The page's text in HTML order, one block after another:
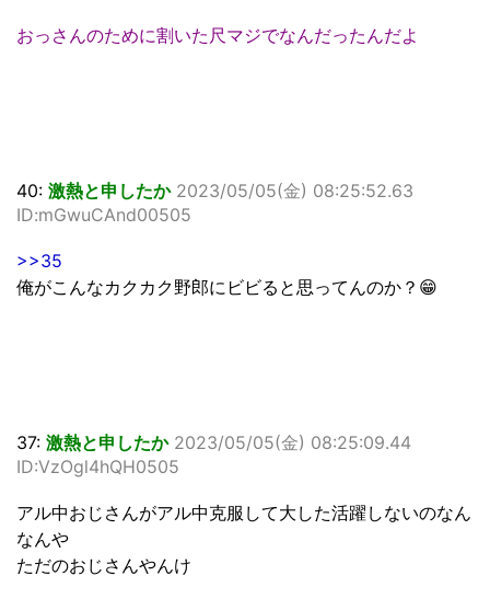
おっさんのために割いた尺マジでなんだったんだよ
40: 激熱と申したか 2023/05/05(金) 08:25:52.63
ID:mGwuCAnd00505
>>35
俺がこんなカクカク野郎にビビると思ってんのか？😁
37: 激熱と申したか 2023/05/05(金) 08:25:09.44
ID:VzOgl4hQH0505
アル中おじさんがアル中克服して大した活躍しないのなん
なんや
ただのおじさんやんけ